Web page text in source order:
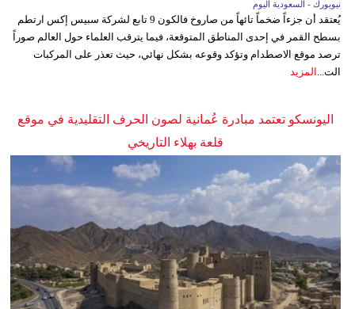
نيويورك - السعودية اليوم
يُعتقد أن جزءاً ضخماً تائهاً من صاروخ فالكون 9 تابع لشركة سبيس إكس ارتطم
بسطح القمر في إحدى المناطق المتوقعة، فيما يترقب العلماء حول العالم صوراً
ترصد موقع الاصطدام وتؤكد وقوعه بشكل نهائي، حيث تعذر على المركبات
الت... المزيد
اليونسكو تعتمد مبادرة عُمانية لصون الحرف التقليدية في موقع
قلعة بهلاء التاريخي